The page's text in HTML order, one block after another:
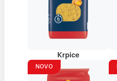
Krpice
NOVO